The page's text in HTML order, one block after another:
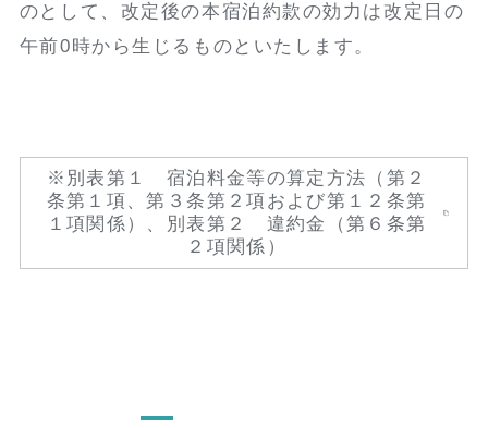
のとして、改定後の本宿泊約款の効力は改定日の
午前0時から生じるものといたします。
※別表第１ 宿泊料金等の算定方法（第２
条第１項、第３条第２項および第１２条第
１項関係）、別表第２ 違約金（第６条第
２項関係）